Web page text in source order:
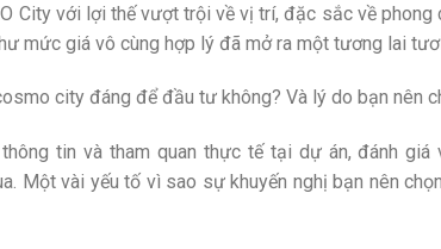
City với lợi thế vượt trội về vị trí, đặc sắc về
mức giá vô cùng hợp lý đã mở ra một tương lai
city đáng để đầu tư không? Và lý do bạn nên
tin và tham quan thực tế tại dự án, đánh
Một vài yếu tố vì sao sự khuyến nghị bạn nên